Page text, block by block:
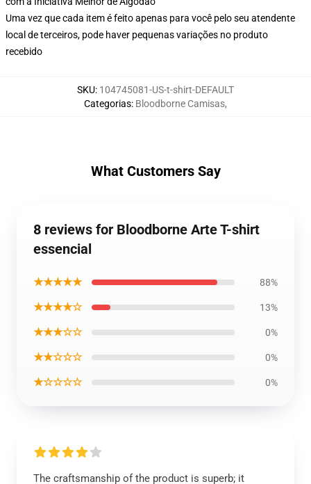
Uma vez que cada item é feito apenas para você pelo seu atendente
local de terceiros, pode haver pequenas variações no produto
recebido
SKU: 104745081-US-t-shirt-DEFAULT
Categorias: Bloodborne Camisas,
What Customers Say
8 reviews for Bloodborne Arte T-shirt
essencial
★★★★★ 88%
★★★★☆ 13%
★★★☆☆ 0%
★★☆☆☆ 0%
★☆☆☆☆ 0%
The craftsmanship of the product is superb; it